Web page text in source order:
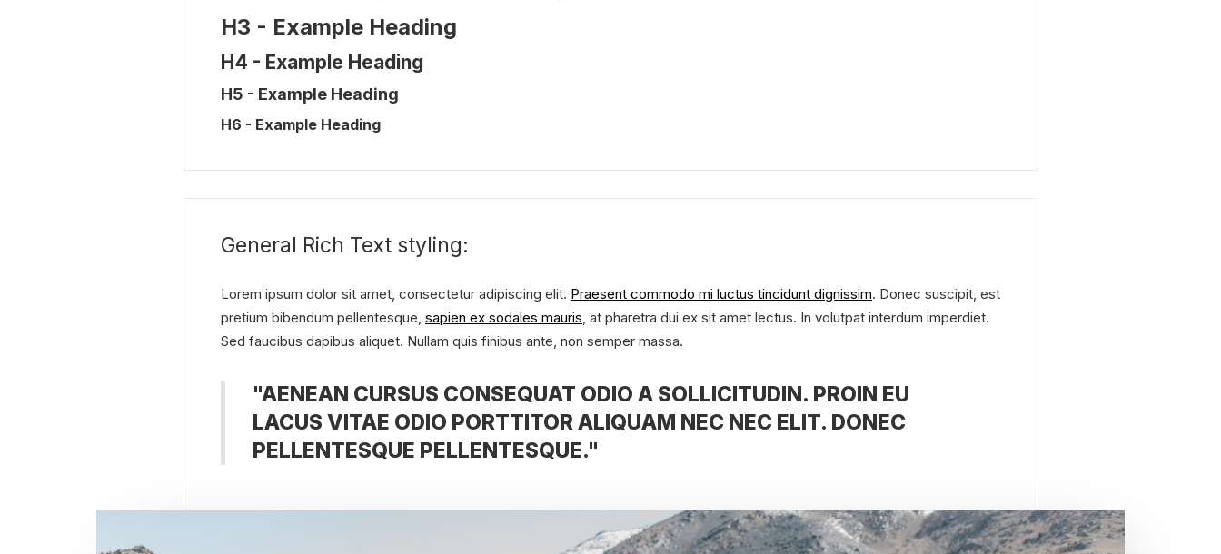
H3 - Example Heading
H4 - Example Heading
H5 - Example Heading
H6 - Example Heading
General Rich Text styling:
Lorem ipsum dolor sit amet, consectetur adipiscing elit. Praesent commodo mi luctus tincidunt dignissim. Donec suscipit, est
pretium bibendum pellentesque, sapien ex sodales mauris, at pharetra dui ex sit amet lectus. In volutpat interdum imperdiet.
Sed faucibus dapibus aliquet. Nullam quis finibus ante, non semper massa.
"AENEAN CURSUS CONSEQUAT ODIO A SOLLICITUDIN. PROIN EU
LACUS VITAE ODIO PORTTITOR ALIQUAM NEC NEC ELIT. DONEC
PELLENTESQUE PELLENTESQUE."